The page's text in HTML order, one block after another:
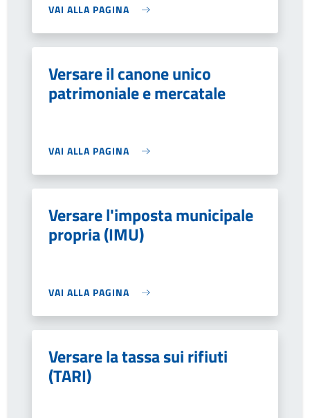
VAI ALLA PAGINA
Versare il canone unico
patrimoniale e mercatale
VAI ALLA PAGINA
Versare l'imposta municipale
propria (IMU)
VAI ALLA PAGINA
Versare la tassa sui rifiuti
(TARI)